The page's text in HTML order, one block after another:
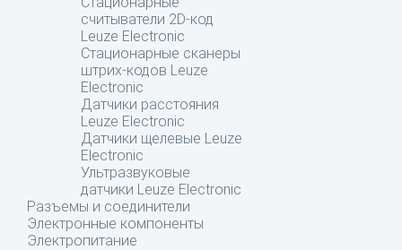
считыватели 2D-код
Leuze Electronic
Стационарные сканеры
штрих-кодов Leuze
Electronic
Датчики расстояния
Leuze Electronic
Датчики щелевые Leuze
Electronic
Ультразвуковые
датчики Leuze Electronic
Разъемы и соединители
Электронные компоненты
Электропитание